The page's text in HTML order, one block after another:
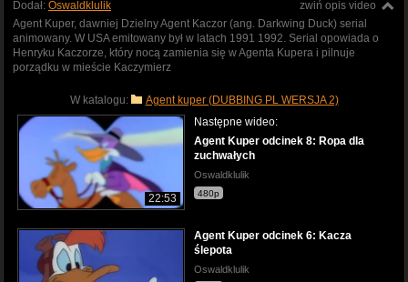
zwiń opis video
Dodał: Oswaldklulik
Agent Kuper, dawniej Dzielny Agent Kaczor (ang. Darkwing Duck) serial
animowany. W USA emitowany był w latach 1991 1992. Serial opowiada o
Henryku Kaczorze, który nocą zamienia się w Agenta Kupera i pilnuje
porządku w mieście Kaczymierz
W katalogu: Agent kuper (DUBBING PL WERSJA 2)
22:53
Następne wideo:
Agent Kuper odcinek 8: Ropa dla
zuchwałych
Oswaldklulik
480p
Agent Kuper odcinek 6: Kacza
ślepota
Oswaldklulik